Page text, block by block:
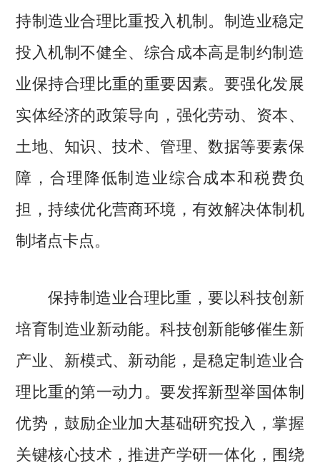
持制造业合理比重投入机制。制造业稳定
投入机制不健全、综合成本高是制约制造
业保持合理比重的重要因素。要强化发展
实体经济的政策导向，强化劳动、资本、
土地、知识、技术、管理、数据等要素保
障，合理降低制造业综合成本和税费负
担，持续优化营商环境，有效解决体制机
制堵点卡点。
保持制造业合理比重，要以科技创新
培育制造业新动能。科技创新能够催生新
产业、新模式、新动能，是稳定制造业合
理比重的第一动力。要发挥新型举国体制
优势，鼓励企业加大基础研究投入，掌握
关键核心技术，推进产学研一体化，围绕